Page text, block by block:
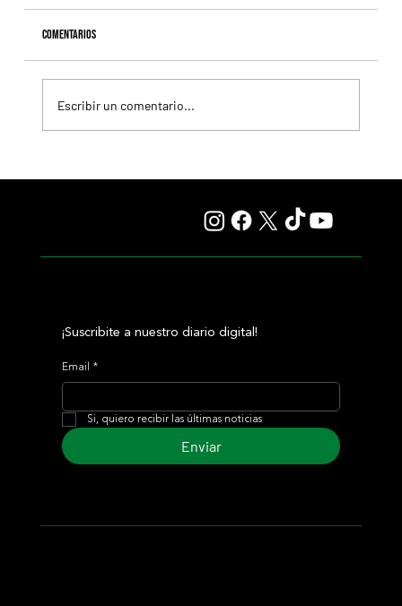
Comentarios
Escribir un comentario...
¡Suscribite a nuestro diario digital!
Email *
Si, quiero recibir las últimas noticias
Enviar